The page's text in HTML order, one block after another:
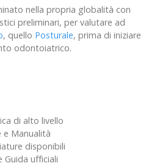
nella propria globalità con
preliminari, per valutare ad
, quello Posturale, prima di iniziare
odontoiatrico.
di alto livello
e Manualità
disponibili
Guida ufficiali